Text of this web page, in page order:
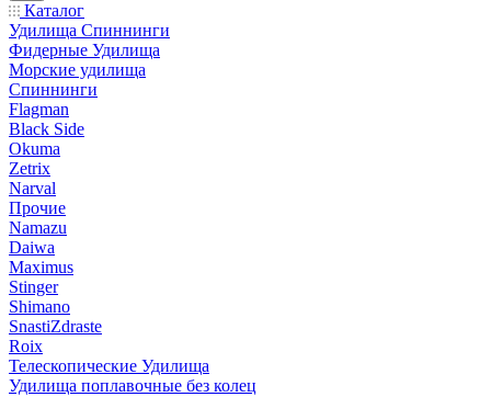
Каталог
Удилища Спиннинги
Фидерные Удилища
Морские удилища
Спиннинги
Flagman
Black Side
Okuma
Zetrix
Narval
Прочие
Namazu
Daiwa
Maximus
Stinger
Shimano
SnastiZdraste
Roix
Телескопические Удилища
Удилища поплавочные без колец